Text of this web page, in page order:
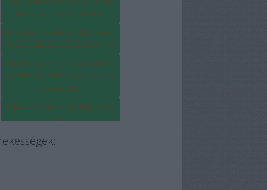
14/eszkozok-dugulaselharitashoz/
https://plasztikaisebeszet.reblog.hu/mely-
etelek-tartalmaznak-termeszetes-msm-et
https://teligumiwebaruhaz.reblog.hu/cor
dyceps-gomba-receptek-hogyan-epitsd-be-
az-etrendedbe
https://affiliatemarketing.reblog.hu/post-
007
https://seoagenturwien.org/mi-a-